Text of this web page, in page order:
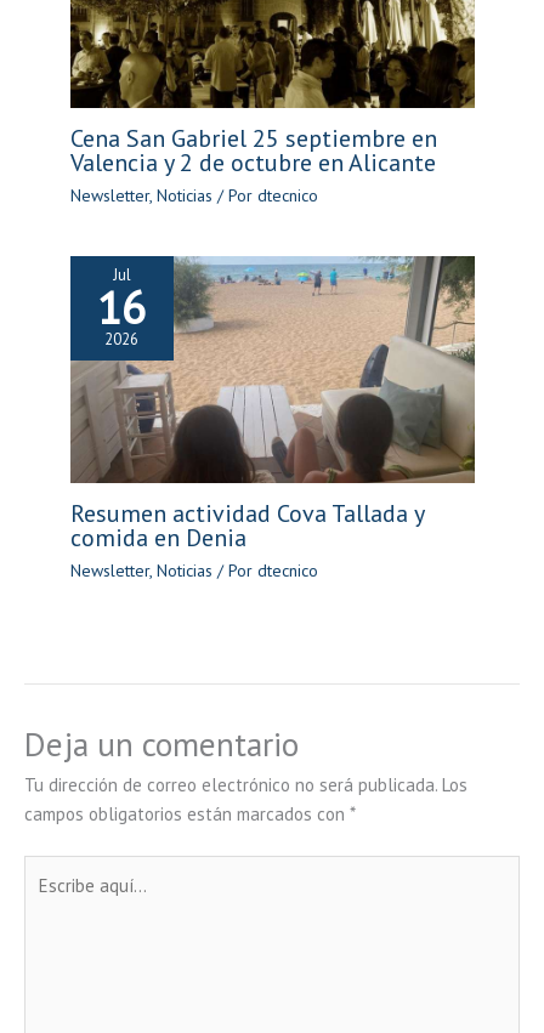
Cena San Gabriel 25 septiembre en
Valencia y 2 de octubre en Alicante
Newsletter, Noticias / Por dtecnico
Jul
16
2026
Resumen actividad Cova Tallada y
comida en Denia
Newsletter, Noticias / Por dtecnico
Deja un comentario
Tu dirección de correo electrónico no será publicada. Los
campos obligatorios están marcados con *
aquí...